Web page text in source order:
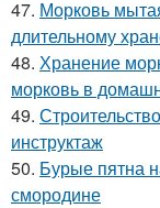
47. Морковь
длительному
48. Хранение
морковь в
49.
инструктаж
50. Бурые пятна
смородине